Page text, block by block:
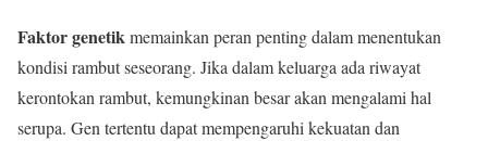
Faktor genetikmemainkan peran penting dalam menentukan
kondisi rambut seseorang. Jika dalam keluarga ada riwayat
kerontokan rambut, kemungkinan besar akan mengalami hal
serupa. Gen tertentu dapat mempengaruhi kekuatan dan